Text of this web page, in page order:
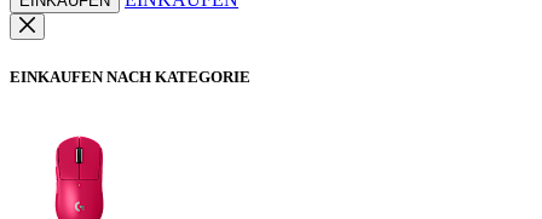
EINKAUFEN NACH KATEGORIE